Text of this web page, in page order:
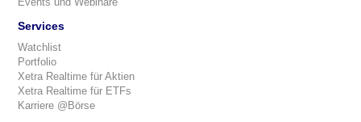
Services
Watchlist
Portfolio
Xetra Realtime für Aktien
Xetra Realtime für ETFs
Karriere @Börse